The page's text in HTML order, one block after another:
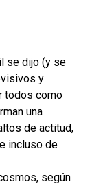
se dijo (y se
y
todos como
una
de actitud,
incluso de
según